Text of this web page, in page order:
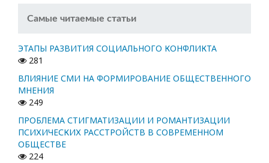
Самые читаемые статьи
ЭТАПЫ РАЗВИТИЯ СОЦИАЛЬНОГО КОНФЛИКТА
281
ВЛИЯНИЕ СМИ НА ФОРМИРОВАНИЕ ОБЩЕСТВЕННОГО
МНЕНИЯ
249
ПРОБЛЕМА СТИГМАТИЗАЦИИ И РОМАНТИЗАЦИИ
ПСИХИЧЕСКИХ РАССТРОЙСТВ В СОВРЕМЕННОМ
ОБЩЕСТВЕ
224